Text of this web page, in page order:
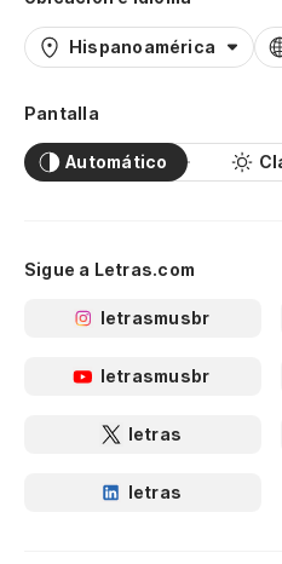
Hispanoamérica
Pantalla
Automático
Sigue a Letras.com
letrasmusbr
letrasmusbr
letras
letras